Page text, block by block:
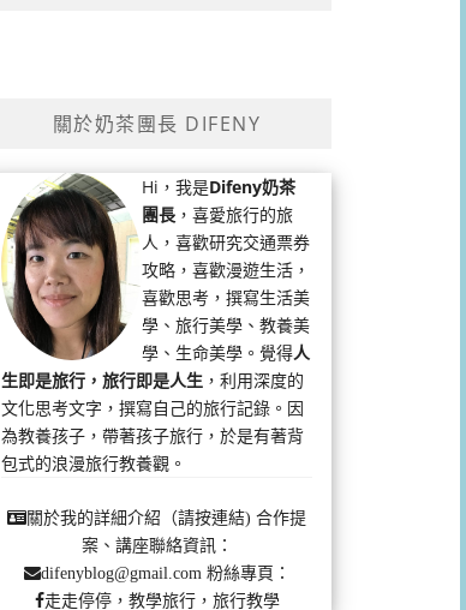
關於奶茶團長 DIFENY
Hi，我是Difeny奶茶
團長 ，喜愛旅行的旅
人，喜歡研究交通票券
攻略，喜歡漫遊生活，
喜歡思考，撰寫生活美
學、旅行美學、教養美
學、生命美學。覺得人
生即是旅行，旅行即是人生 ，利用深度的
文化思考文字，撰寫自己的旅行記錄。因
為教養孩子，帶著孩子旅行，於是有著背
包式的浪漫旅行教養觀。
關於我的詳細介紹（請按連結) 合作提
案、講座聯絡資訊：
difenyblog@gmail.com粉絲專頁：
走走停停，教學旅行，旅行教學